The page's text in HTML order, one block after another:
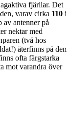
fjärilar. Det
varav cirka 110 i
av antenner på
nektar med
(två hos
återfinns på den
ofta färgstarka
mot varandra över